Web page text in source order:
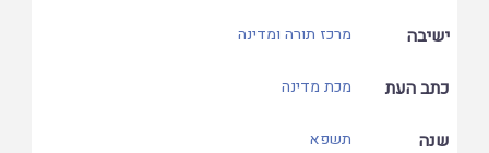
ישיבה מרכז תורה ומדינה
כתב העת מכת מדינה
שנה תשפא